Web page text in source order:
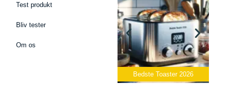
Test produkt
Bliv tester
Om os
Bedste Toaster 2026